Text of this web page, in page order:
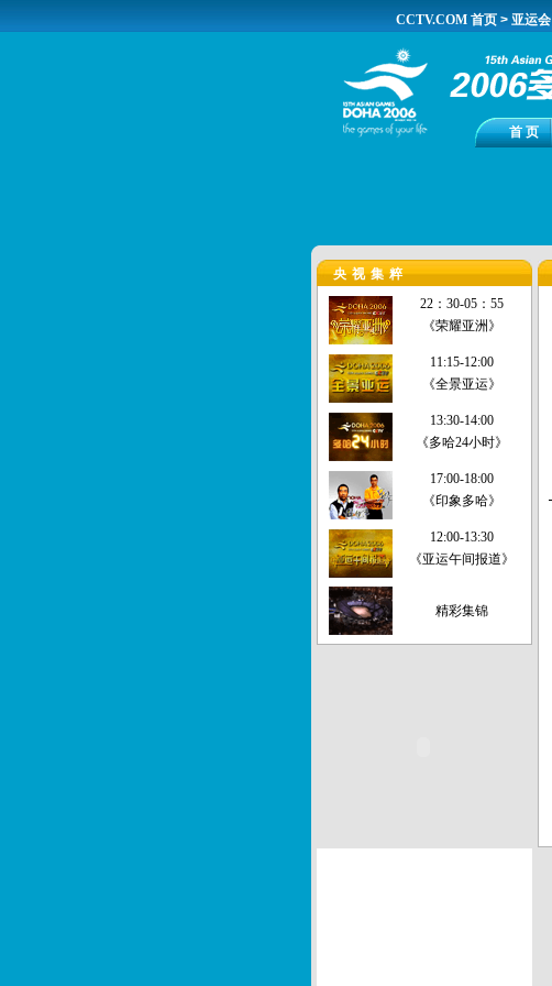
CCTV.COM 首页 > 亚运会
首 页
央视集粹
22：30-05：55
《荣耀亚洲》
11:15-12:00
《全景亚运》
13:30-14:00
《多哈24小时》
17:00-18:00
《印象多哈》
12:00-13:30
《亚运午间报道》
精彩集锦